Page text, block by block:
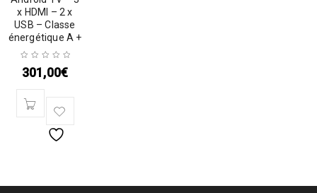
x HDMI – 2 x
USB – Classe
énergétique A +
301,00€